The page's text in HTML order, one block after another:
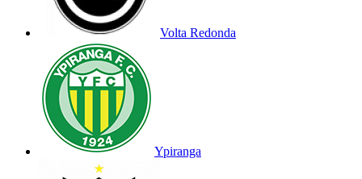
Volta Redonda
Ypiranga